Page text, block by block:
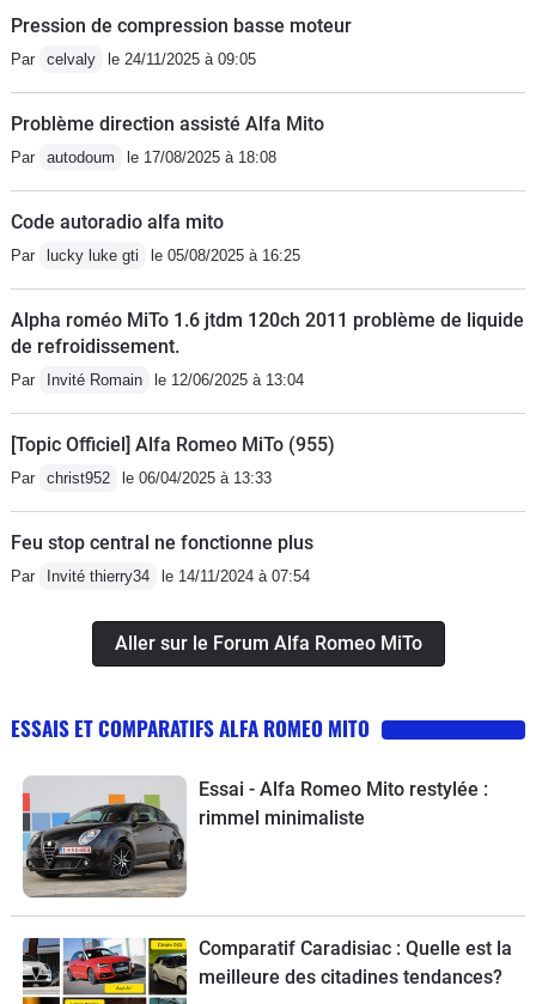
Pression de compression basse moteur
Par celvaly le 24/11/2025 à 09:05
Problème direction assisté Alfa Mito
Par autodoum le 17/08/2025 à 18:08
Code autoradio alfa mito
Par lucky luke gti le 05/08/2025 à 16:25
Alpha roméo MiTo 1.6 jtdm 120ch 2011 problème de liquide
de refroidissement.
Par Invité Romain le 12/06/2025 à 13:04
[Topic Officiel] Alfa Romeo MiTo (955)
Par christ952 le 06/04/2025 à 13:33
Feu stop central ne fonctionne plus
Par Invité thierry34 le 14/11/2024 à 07:54
Aller sur le Forum Alfa Romeo MiTo
ESSAIS ET COMPARATIFS ALFA ROMEO MITO
Essai - Alfa Romeo Mito restylée :
rimmel minimaliste
Comparatif Caradisiac : Quelle est la
meilleure des citadines tendances?